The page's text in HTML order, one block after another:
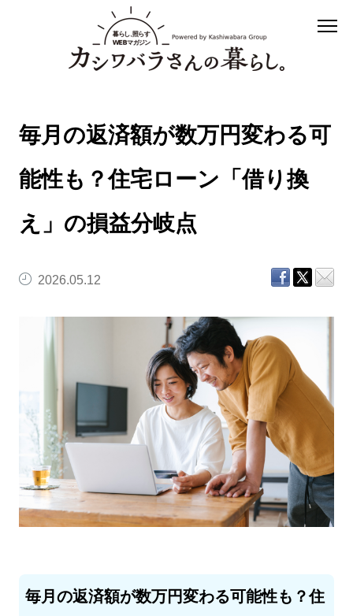
毎月の返済額が数万円変わる可
能性も？住宅ローン「借り換
え」の損益分岐点
2026.05.12
毎月の返済額が数万円変わる可能性も？住